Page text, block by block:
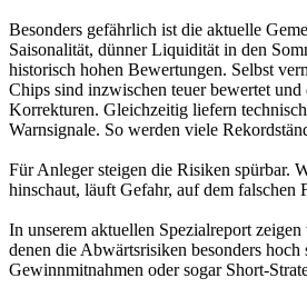
Besonders gefährlich ist die aktuelle
Saisonalität, dünner Liquidität in den
historisch hohen Bewertungen. Selbst
Chips sind inzwischen teuer bewertet
Korrekturen. Gleichzeitig liefern
Warnsignale. So werden viele
Für Anleger steigen die Risiken spürbar.
hinschaut, läuft Gefahr, auf dem falschen
In unserem aktuellen Spezialreport
denen die Abwärtsrisiken besonders
Gewinnmitnahmen oder sogar Short-